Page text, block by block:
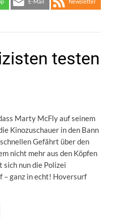
testen
Marty McFly auf seinem
Kinozuschauer in den Bann
Gefährt über den
nicht mehr aus den Köpfen
sich nun die Polizei
– ganz in echt! Hoversurf